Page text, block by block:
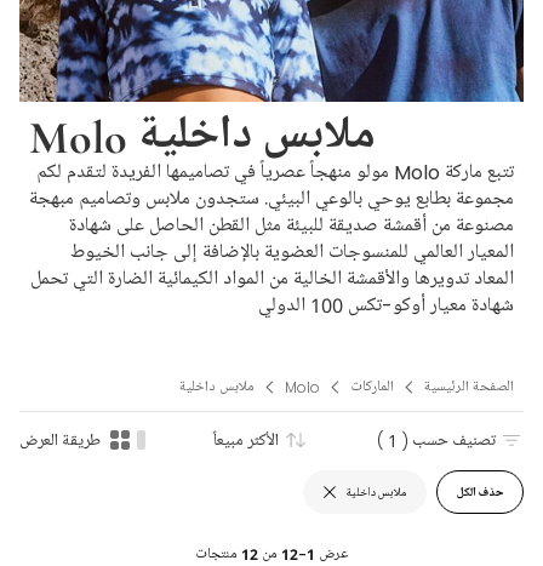
Molo ملابس داخلية
تتبع ماركة Molo مولو منهجاً عصرياً في تصاميمها الفريدة لتقدم لكم
مجموعة بطابع يوحي بالوعي البيئي. ستجدون ملابس وتصاميم مبهجة
مصنوعة من أقمشة صديقة للبيئة مثل القطن الحاصل على شهادة
المعيار العالمي للمنسوجات العضوية بالإضافة إلى جانب الخيوط
المعاد تدويرها والأقمشة الخالية من المواد الكيمائية الضارة التي تحمل
شهادة معيار أوكو-تكس 100 الدولي
الصفحة الرئيسية الماركات Molo ملابس داخلية
حذف الكل ملابس داخلية
تصنيف حسب ( 1 ) الأكثر مبيعاً طريقة العرض
عرض 1-12 من 12 منتجات